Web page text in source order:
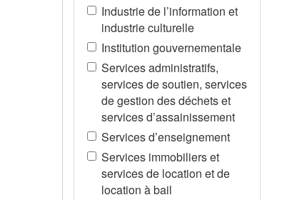
Industrie de l’information et
industrie culturelle
Institution gouvernementale
Services administratifs,
services de soutien, services
de gestion des déchets et
services d’assainissement
Services d’enseignement
Services immobiliers et
services de location et de
location à bail